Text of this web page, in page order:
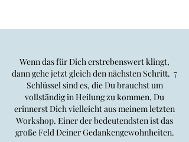
Wenn das für Dich erstrebenswert klingt,
dann gehe jetzt gleich den nächsten Schritt. 7
Schlüssel sind es, die Du brauchst um
vollständig in Heilung zu kommen, Du
erinnerst Dich vielleicht aus meinem letzten
Workshop. Einer der bedeutendsten ist das
große Feld Deiner Gedankengewohnheiten.